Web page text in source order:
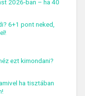
2026-ban – ha 40
6+1 pont neked,
ezt kimondani?
ha tisztában